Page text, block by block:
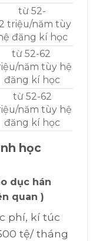
từ 52-
triệu/năm tùy
đăng kí học
từ 52-62
năm tùy hệ
đăng kí học
từ 52-62
năm tùy hệ
đăng kí học
học
dục hán
quan )
phí, kí túc
tệ/ tháng